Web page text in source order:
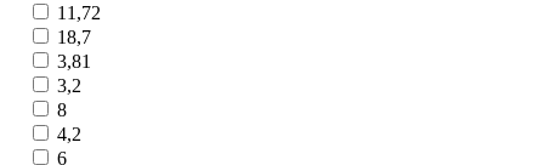
11,72
18,7
3,81
3,2
8
4,2
6